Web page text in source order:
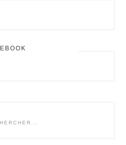
EBOOK